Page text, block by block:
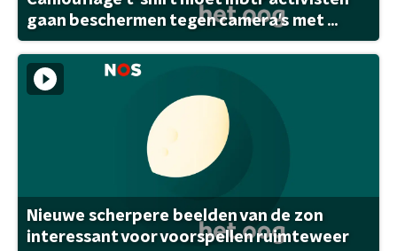
gaan beschermen tegen camera's met ...
Nieuwe scherpere beelden van de zon
interessant voor voorspellen ruimteweer